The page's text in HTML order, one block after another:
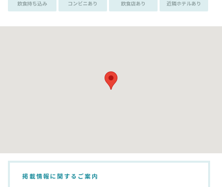
飲食持ち込み コンビニあり 飲食店あり 近隣ホテルあり
掲載情報に関するご案内